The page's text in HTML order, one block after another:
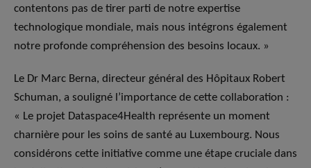
contentons pas de tirer parti de notre expertise
technologique mondiale, mais nous intégrons également
notre profonde compréhension des besoins locaux. »
Le Dr Marc Berna, directeur général des Hôpitaux Robert
Schuman, a souligné l’importance de cette collaboration :
« Le projet Dataspace4Health représente un moment
charnière pour les soins de santé au Luxembourg. Nous
considérons cette initiative comme une étape cruciale dans